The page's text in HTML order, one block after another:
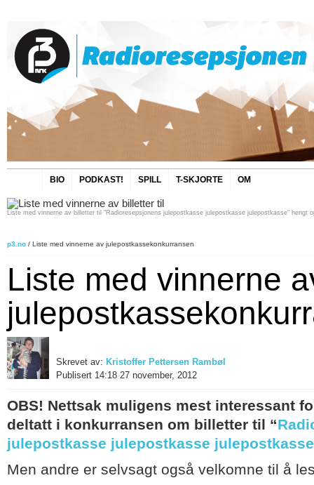
BIO PODKAST! SPILL T-SKJORTE OM
Liste med vinnerne av billetter til "Radioresepsjonens julepostkasse julepostkasse julepostkasse"
p3.no / Liste med vinnerne av julepostkassekonkurransen
Liste med vinnerne
Skrevet av: Kristoffer Pettersen Rambøl
Publisert 14:18 27 november, 2012
OBS! Nettsak muligens mest interessant
deltatt i konkurransen om billetter til “
julepostkasse julepostkasse julepostkasse
Men andre er selvsagt også velkomne til å